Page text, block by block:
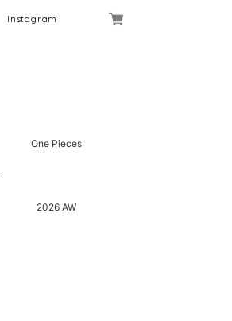
Instagram
One Pieces
2026 AW